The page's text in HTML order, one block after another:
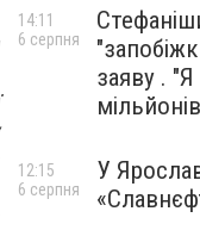
заяву .
14:11
6 серпня
У
12:15
6 серпня